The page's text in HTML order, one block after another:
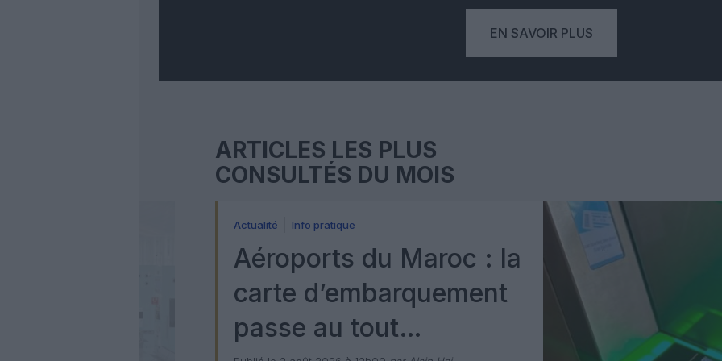
EN SAVOIR PLUS
ARTICLES LES PLUS
CONSULTÉS DU MOIS
Actualité Info pratique
Aéroports du Maroc : la
carte d’embarquement
passe au tout